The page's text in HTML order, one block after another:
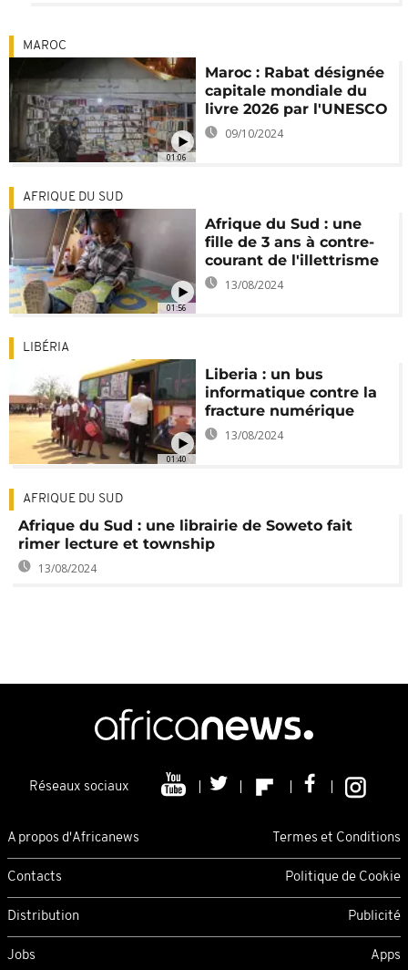
01:06
MAROC
Maroc : Rabat désignée
capitale mondiale du
livre 2026 par l'UNESCO
09/10/2024
01:56
AFRIQUE DU SUD
Afrique du Sud : une
fille de 3 ans à contre-
courant de l'illettrisme
13/08/2024
01:40
LIBÉRIA
Liberia : un bus
informatique contre la
fracture numérique
13/08/2024
AFRIQUE DU SUD
Afrique du Sud : une librairie de Soweto fait
rimer lecture et township
13/08/2024
Réseaux sociaux
A propos d'Africanews Termes et Conditions
Contacts Politique de Cookie
Distribution Publicité
Jobs Apps